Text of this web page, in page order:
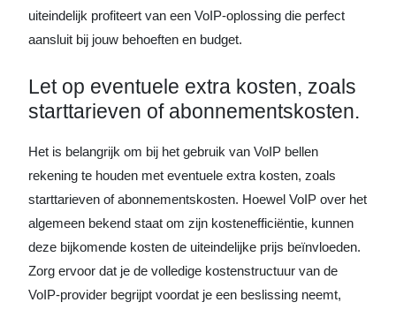
uiteindelijk profiteert van een VoIP-oplossing die perfect
aansluit bij jouw behoeften en budget.
Let op eventuele extra kosten, zoals
starttarieven of abonnementskosten.
Het is belangrijk om bij het gebruik van VoIP bellen
rekening te houden met eventuele extra kosten, zoals
starttarieven of abonnementskosten. Hoewel VoIP over het
algemeen bekend staat om zijn kostenefficiëntie, kunnen
deze bijkomende kosten de uiteindelijke prijs beïnvloeden.
Zorg ervoor dat je de volledige kostenstructuur van de
VoIP-provider begrijpt voordat je een beslissing neemt,